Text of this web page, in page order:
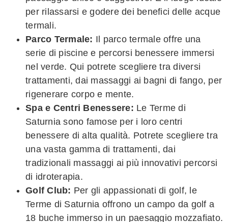
per rilassarsi e godere dei benefici delle acque
termali.
Parco Termale: Il parco termale offre una
serie di piscine e percorsi benessere immersi
nel verde. Qui potrete scegliere tra diversi
trattamenti, dai massaggi ai bagni di fango, per
rigenerare corpo e mente.
Spa e Centri Benessere: Le Terme di
Saturnia sono famose per i loro centri
benessere di alta qualità. Potrete scegliere tra
una vasta gamma di trattamenti, dai
tradizionali massaggi ai più innovativi percorsi
di idroterapia.
Golf Club: Per gli appassionati di golf, le
Terme di Saturnia offrono un campo da golf a
18 buche immerso in un paesaggio mozzafiato.